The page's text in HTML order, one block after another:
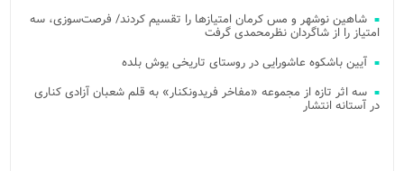
شاهین نوشهر و مس کرمان امتیازها را تقسیم کردند/ فرصت‌سوزی، سه
امتیاز را از شاگردان نظرمحمدی گرفت
آیین باشکوه عاشورایی در روستای تاریخی یوش بلده
سه اثر تازه از مجموعه «مفاخر فریدونکنار» به قلم شعبان آزادی کناری
در آستانه انتشار